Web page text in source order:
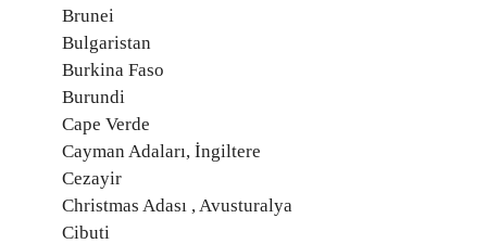
Brunei
Bulgaristan
Burkina Faso
Burundi
Cape Verde
Cayman Adaları, İngiltere
Cezayir
Christmas Adası , Avusturalya
Cibuti